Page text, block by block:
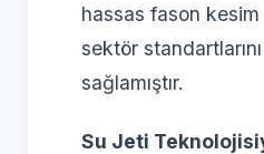
hassas fason
sektör
sağlamıştır.
Su Jeti